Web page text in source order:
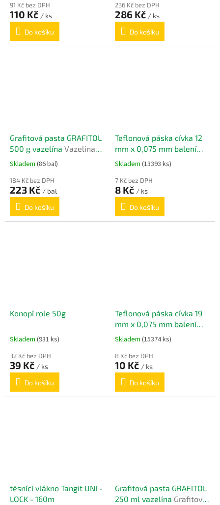
91 Kč bez DPH
110 Kč / ks
Do košíku
236 Kč bez DPH
286 Kč / ks
Do košíku
Grafitová pasta GRAFITOL
500 g vazelína Vazelina
grafitova 500 g
Skladem (86 bal)
184 Kč bez DPH
223 Kč / bal
Do košíku
Teflonová páska cívka 12
mm x 0,075 mm balení
10m
Teflonová páska cívka
12 mm x 0,075 mm
Skladem (13393 ks)
7 Kč bez DPH
8 Kč / ks
Do košíku
Konopí role 50g
Skladem (931 ks)
32 Kč bez DPH
39 Kč / ks
Do košíku
Teflonová páska cívka 19
mm x 0,075 mm balení
10m
Teflonová páska cívka
19 mm x 0,075 mm
Skladem (15374 ks)
8 Kč bez DPH
10 Kč / ks
Do košíku
těsnící vlákno Tangit UNI -
LOCK - 160m
Grafitová pasta GRAFITOL
250 ml vazelína Grafitová